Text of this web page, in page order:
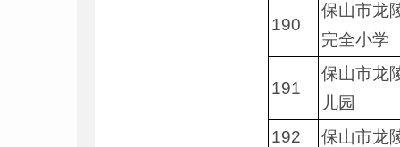
190
保山市龙
完全小学
191
保山市龙
儿园
192
保山市龙